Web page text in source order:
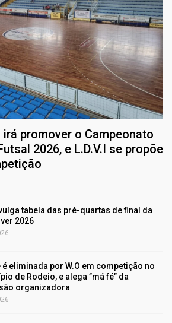
irá promover o Campeonato
2026, e L.D.V.I se propõe
tabela das pré-quartas de final da
2026
é eliminada por W.O em competição no
de Rodeio, e alega ”má fé” da
organizadora